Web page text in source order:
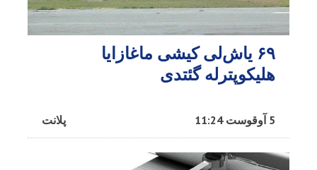
۶۹ یاش‌لی کیشی ماغازایا
هلیکوپترله گئتدی
پلانت 5 آوقوست 11:24